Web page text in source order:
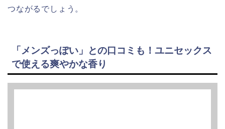
つながるでしょう。
「メンズっぽい」との口コミも！ユニセックス
で使える爽やかな香り